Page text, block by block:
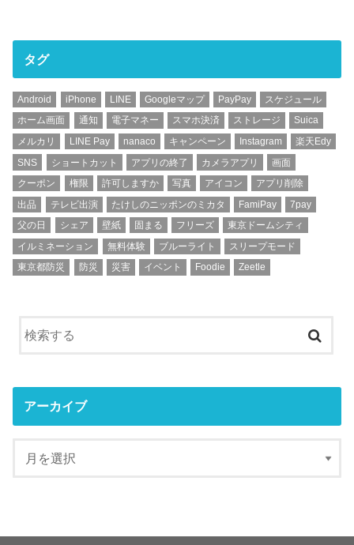
タグ
Android iPhone LINE Googleマップ PayPay
スケジュール
ホーム画面
通知 電子マネー スマホ決済 ストレージ
Suica
メルカリ
LINE Pay nanaco キャンペーン Instagram
楽天Edy
SNS
ショートカット アプリの終了 カメラアプリ
画面
クーポン
権限 許可しますか 写真 アイコン
アプリ削除
出品
テレビ出演 たけしのニッポンのミカタ FamiPay
7pay
父の日
シェア 壁紙 固まる フリーズ
東京ドームシティ
イルミネーション
無料体験 ブルーライト
スリープモード
東京都防災
防災 災害 イベント Foodie Zeetle
アーカイブ